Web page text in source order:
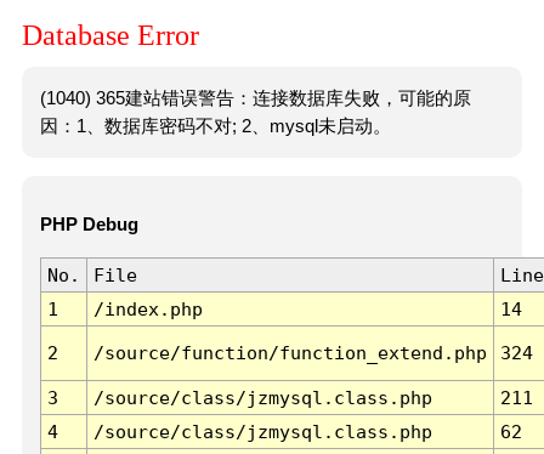
Database Error
(1040) 365建站错误警告：连接数据库失败，可能的原
因：1、数据库密码不对; 2、mysql未启动。
PHP Debug
No. File
Line
1
/index.php 14
2 /source/function/function_extend.php 324
3 /source/class/jzmysql.class.php
211
4
/source/class/jzmysql.class.php
62